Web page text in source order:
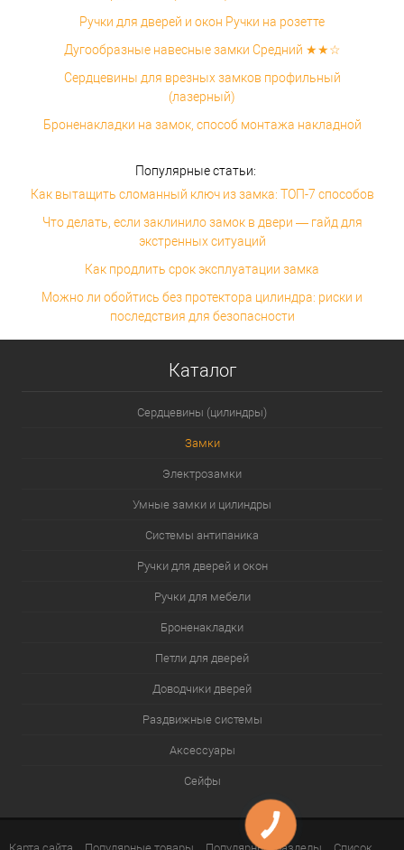
Ручки для дверей и окон Ручки на розетте
Дугообразные навесные замки Средний ★★☆
Сердцевины для врезных замков профильный
(лазерный)
Броненакладки на замок, способ монтажа накладной
Популярные статьи:
Как вытащить сломанный ключ из замка: ТОП-7 способов
Что делать, если заклинило замок в двери — гайд для
экстренных ситуаций
Как продлить срок эксплуатации замка
Можно ли обойтись без протектора цилиндра: риски и
последствия для безопасности
Каталог
Сердцевины (цилиндры)
Замки
Электрозамки
Умные замки и цилиндры
Системы антипаника
Ручки для дверей и окон
Ручки для мебели
Броненакладки
Петли для дверей
Доводчики дверей
Раздвижные системы
Аксессуары
Сейфы